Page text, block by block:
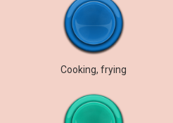
Cooking, frying